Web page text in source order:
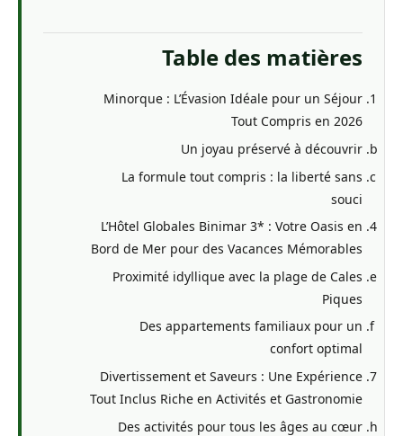
Table des matières
Minorque : L’Évasion Idéale pour un Séjour
Tout Compris en 2026
Un joyau préservé à découvrir
La formule tout compris : la liberté sans
souci
L’Hôtel Globales Binimar 3* : Votre Oasis en
Bord de Mer pour des Vacances Mémorables
Proximité idyllique avec la plage de Cales
Piques
Des appartements familiaux pour un
confort optimal
Divertissement et Saveurs : Une Expérience
Tout Inclus Riche en Activités et Gastronomie
Des activités pour tous les âges au cœur